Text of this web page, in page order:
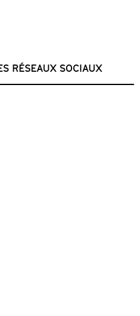
RÉSEAUX SOCIAUX